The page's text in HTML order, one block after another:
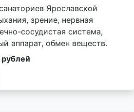
Ярославской
зрение, нервная
сосудистая система,
аппарат, обмен веществ.